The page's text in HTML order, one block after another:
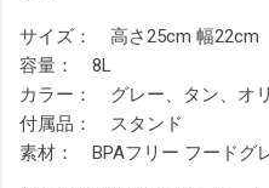
サイズ： 高さ25cm 幅22cm
容量： 8L
カラー： グレー、タン、オ
付属品： スタンド
素材： BPAフリー フードグ